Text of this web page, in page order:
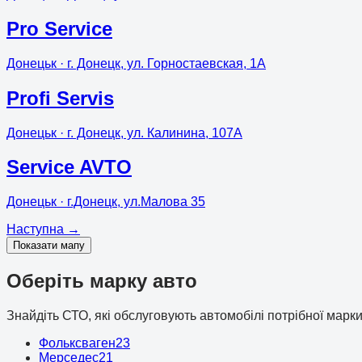
Pro Service
Донецьк · г. Донецк, ул. Горностаевская, 1А
Profi Servis
Донецьк · г. Донецк, ул. Калинина, 107А
Service AVTO
Донецьк · г.Донецк, ул.Малова 35
Наступна →
Показати мапу
Оберіть марку авто
Знайдіть СТО, які обслуговують автомобілі потрібної
Фольксваген23
Мерседес21